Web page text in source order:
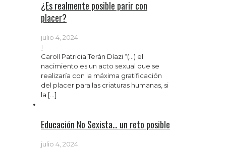
¿Es realmente posible parir con
placer?
julio 4, 2024
1
Caroll Patricia Terán Díazi “(…) el
nacimiento es un acto sexual que se
realizaría con la máxima gratificación
del placer para las criaturas humanas, si
la […]
Educación No Sexista… un reto posible
julio 4, 2024